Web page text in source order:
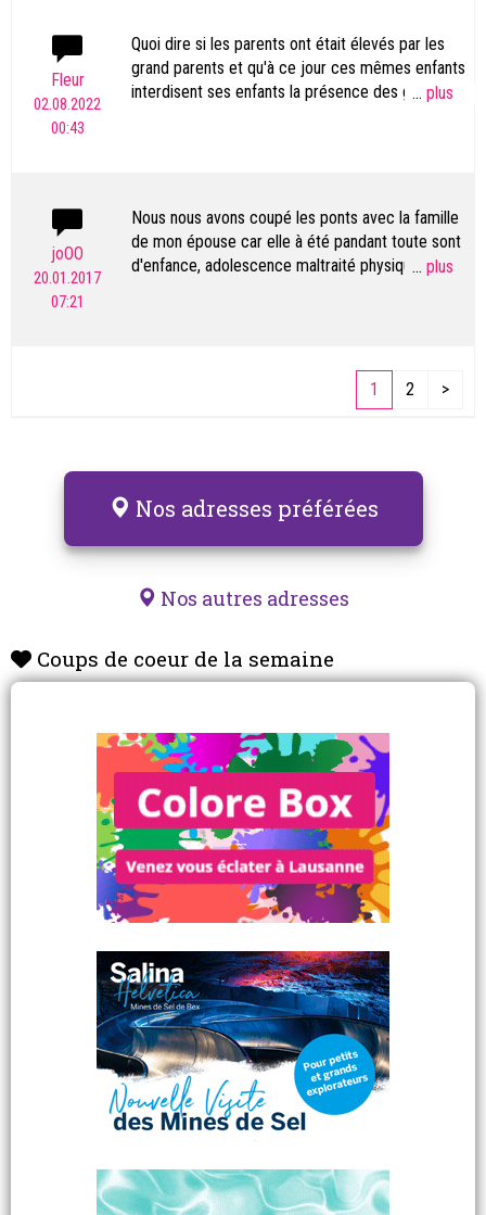
me dit qu'il s'ennuie de moi. Il a que 9 ans. On
souffre les deux. Comment l'enfant de 9 ans peut
défendre ses intérêts ?
Fleur
02.08.2022
00:43
Quoi dire si les parents ont était élevés par les
grand parents et qu'à ce jour ces mêmes enfants
interdisent ses enfants la présence des grand
Aucun...
L'amour pour la famille coupée au premier
degré...
...
joOO
20.01.2017
07:21
Nous nous avons coupé les ponts avec la famille
de mon épouse car elle à été pandant toute sont
d'enfance, adolescence maltraité physiquement,
...
1 2 >
Nos adresses préférées
Nos autres adresses
Coups de coeur de la semaine